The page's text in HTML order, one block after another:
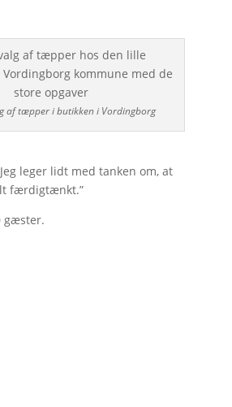
af tæpper i butikken i Vordingborg
leger lidt med tanken om, at
færdigtænkt.”
gæster.